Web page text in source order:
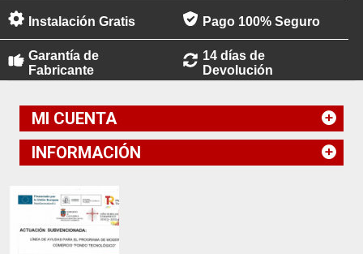
Instalación Gratis Pago 100% Seguro
Garantía de
Fabricante
14 días de
Devolución
MI CUENTA
INFORMACIÓN